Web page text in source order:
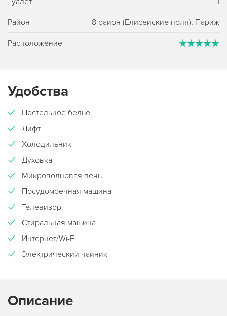
Район 8 район (Елисейские поля), Париж
Расположение
Удобства
Постельное белье
Лифт
Холодильник
Духовка
Микроволновая печь
Посудомоечная машина
Телевизор
Стиральная машина
Интернет/Wi-Fi
Электрический чайник
Описание